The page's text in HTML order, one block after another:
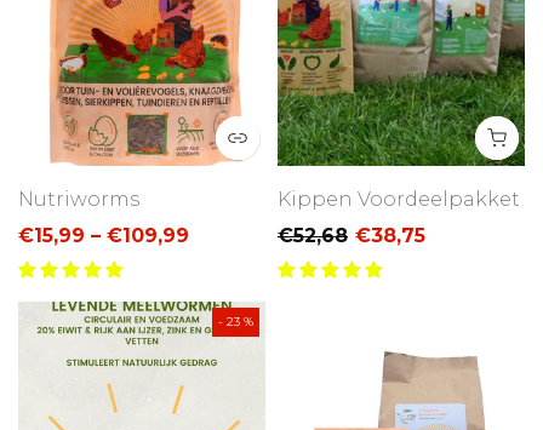
Nutriworms
€15,99 – €109,99
Kippen Voordeelpakket
€52,68 €38,75
- 23 %